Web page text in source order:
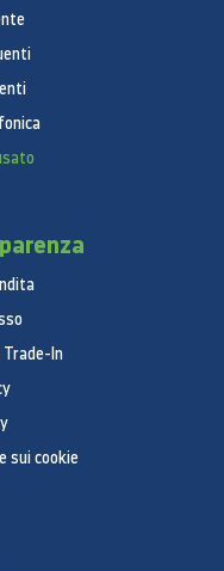
Trade-In
sui cookie